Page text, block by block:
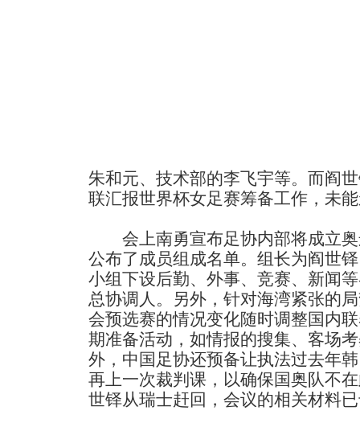
朱和元、技术部的李飞宇等。而阎
联汇报世界杯女足赛筹备工作，未
会上南勇宣布足协内部将成立奥
公布了成员组成名单。组长为阎世
小组下设后勤、外事、竞赛、新闻
总协调人。另外，针对海湾紧张的
会预选赛的情况变化随时调整国内
期准备活动，如情报的搜集、客场
外，中国足协还预备让执法过去年
再上一次裁判课，以确保国奥队不
世铎从瑞士赶回，会议的相关材料